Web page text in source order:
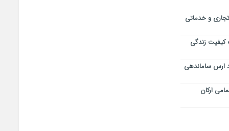
تجاری و خدماتی
کیفیت زندگی
ارس ساماندهی
ارکان